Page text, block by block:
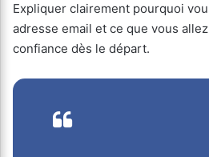
Expliquer clairement pourquoi
adresse email et ce que vous
confiance dès le départ.